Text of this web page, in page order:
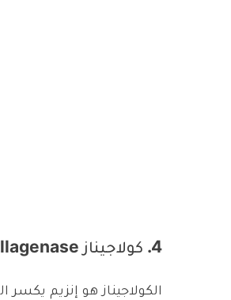
4. كولاجيناز Collagenase
الكولاجيناز هو إنزيم